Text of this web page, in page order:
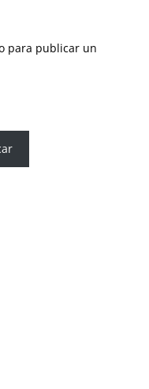
para publicar un